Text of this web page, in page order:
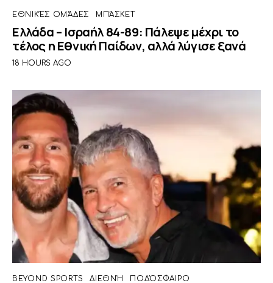
ΕΘΝΙΚΈΣ ΟΜΆΔΕΣ ΜΠΆΣΚΕΤ
Ελλάδα – Ισραήλ 84-89: Πάλεψε μέχρι το
τέλος η Εθνική Παίδων, αλλά λύγισε ξανά
18 HOURS AGO
BEYOND SPORTS ΔΙΕΘΝΉ ΠΟΔΌΣΦΑΙΡΟ